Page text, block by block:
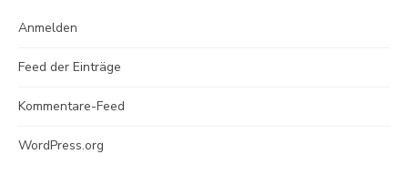
Anmelden
Feed der Einträge
Kommentare-Feed
WordPress.org